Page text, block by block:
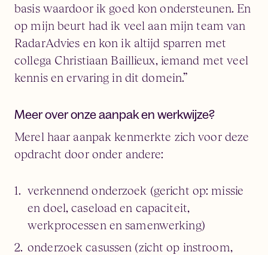
basis waardoor ik goed kon ondersteunen. En
op mijn beurt had ik veel aan mijn team van
RadarAdvies en kon ik altijd sparren met
collega Christiaan Baillieux, iemand met veel
kennis en ervaring in dit domein.”
Meer over onze aanpak en werkwijze?
Merel haar aanpak kenmerkte zich voor deze
opdracht door onder andere:
verkennend onderzoek (gericht op: missie
en doel, caseload en capaciteit,
werkprocessen en samenwerking)
onderzoek casussen (zicht op instroom,